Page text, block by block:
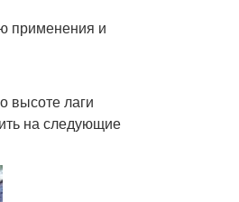
применения и
высоте лаги
на следующие